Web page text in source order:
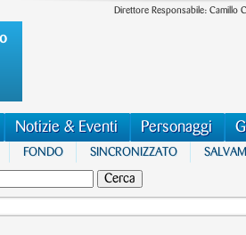
Direttore Responsabile: Camillo
Notizie & Eventi Personaggi
FONDO SINCRONIZZATO